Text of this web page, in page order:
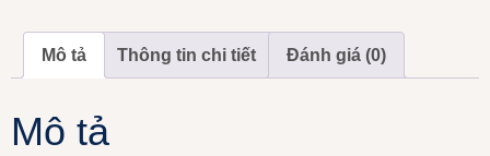
Mô tả Thông tin chi tiết Đánh giá (0)
Mô tả